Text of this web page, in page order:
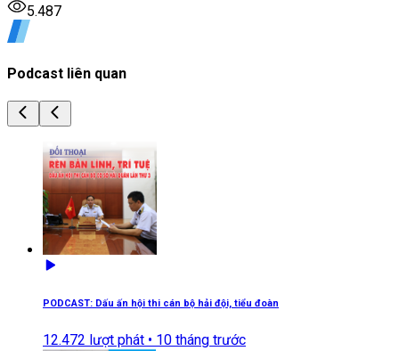
5.487
Podcast liên quan
PODCAST: Dấu ấn hội thi cán bộ hải đội, tiểu đoàn
12.472 lượt phát • 10 tháng trước